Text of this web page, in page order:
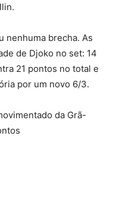
nenhuma brecha. As
de Djoko no set: 14
21 pontos no total e
por um novo 6/3.
da Grã-